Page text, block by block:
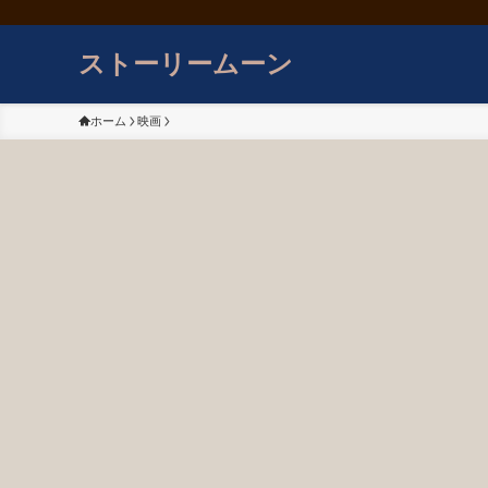
ストーリームーン
ホーム 映画